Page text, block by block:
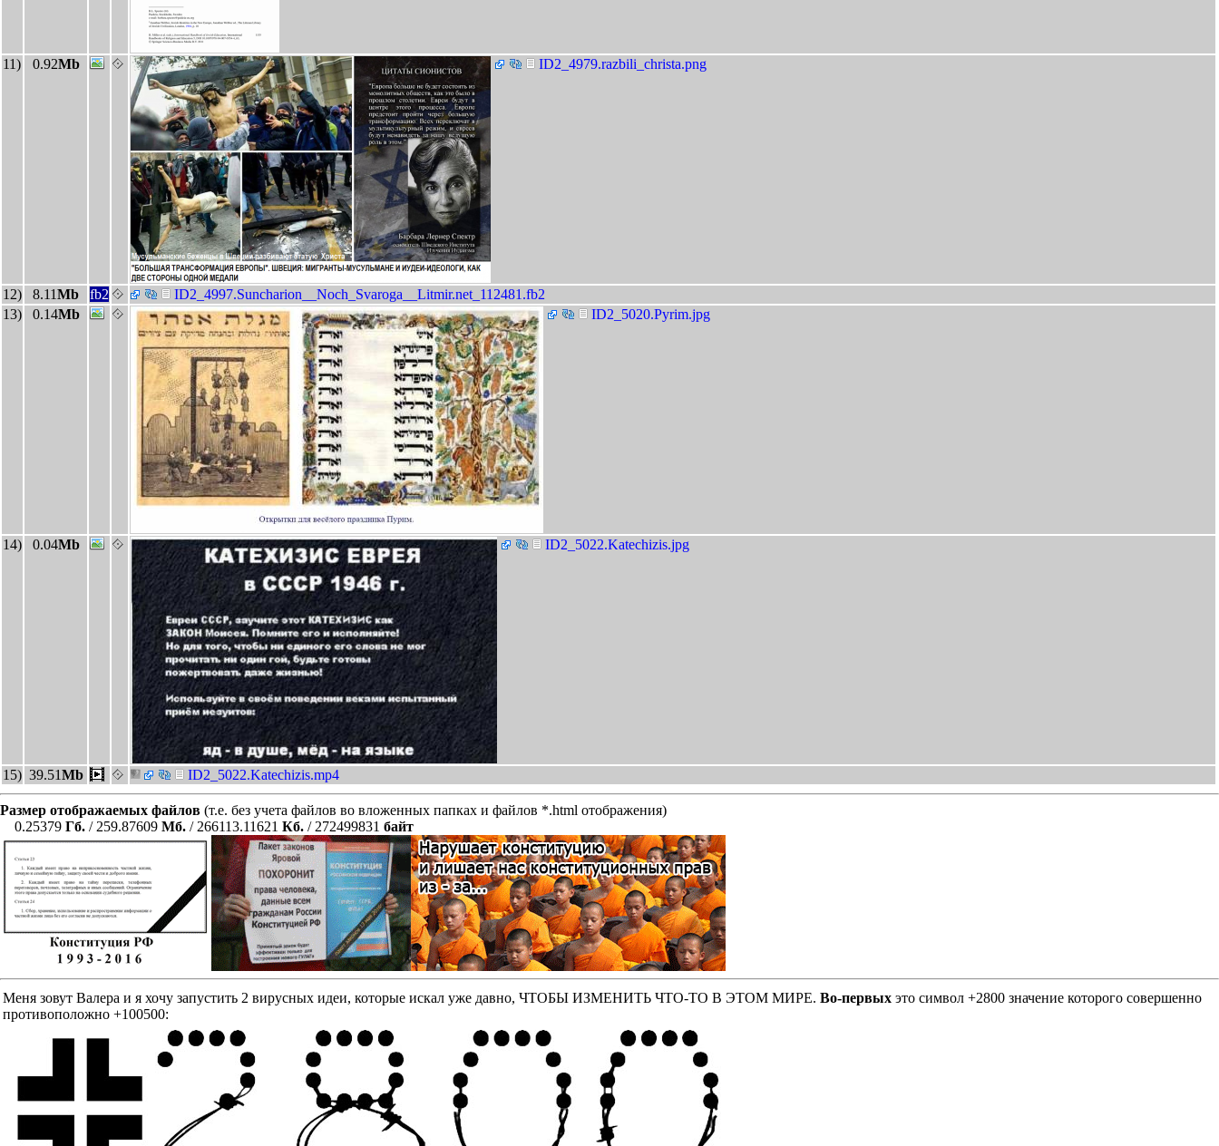
11) 0.92Mb ID2_4979.razbili_christa.png
12) 8.11Mb fb2
ID2_4997.Suncharion__Noch_Svaroga__Litmir.net_112481.fb2
13)
0.14Mb ID2_5020.Pyrim.jpg
14) 0.04Mb ID2_5022.Katechizis.jpg
15) 39.51Mb ID2_5022.Katechizis.mp4
Размер отображаемых файлов (т.е. без учета файлов во вложенных папках и файлов *.html отображения)
0.25379 Гб. / 259.87609 Мб. / 266113.11621 Кб. / 272499831 байт
Меня зовут Валера и я хочу запустить 2 вирусных идеи, которые искал уже давно, ЧТОБЫ ИЗМЕНИТЬ ЧТО-ТО В ЭТОМ МИРЕ. Во-первых это символ +2800 значение которого совершенно
противоположно +100500: